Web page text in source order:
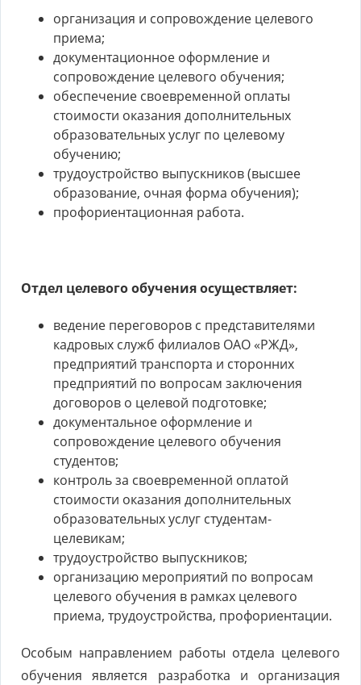
организация и сопровождение целевого
приема;
документационное оформление и
сопровождение целевого обучения;
обеспечение своевременной оплаты
стоимости оказания дополнительных
образовательных услуг по целевому
обучению;
трудоустройство выпускников (высшее
образование, очная форма обучения);
профориентационная работа.
Отдел целевого обучения осуществляет:
ведение переговоров с представителями
кадровых служб филиалов ОАО «РЖД»,
предприятий транспорта и сторонних
предприятий по вопросам заключения
договоров о целевой подготовке;
документальное оформление и
сопровождение целевого обучения
студентов;
контроль за своевременной оплатой
стоимости оказания дополнительных
образовательных услуг студентам-
целевикам;
трудоустройство выпускников;
организацию мероприятий по вопросам
целевого обучения в рамках целевого
приема, трудоустройства, профориентации.
Особым направлением работы отдела целевого
обучения является разработка и организация